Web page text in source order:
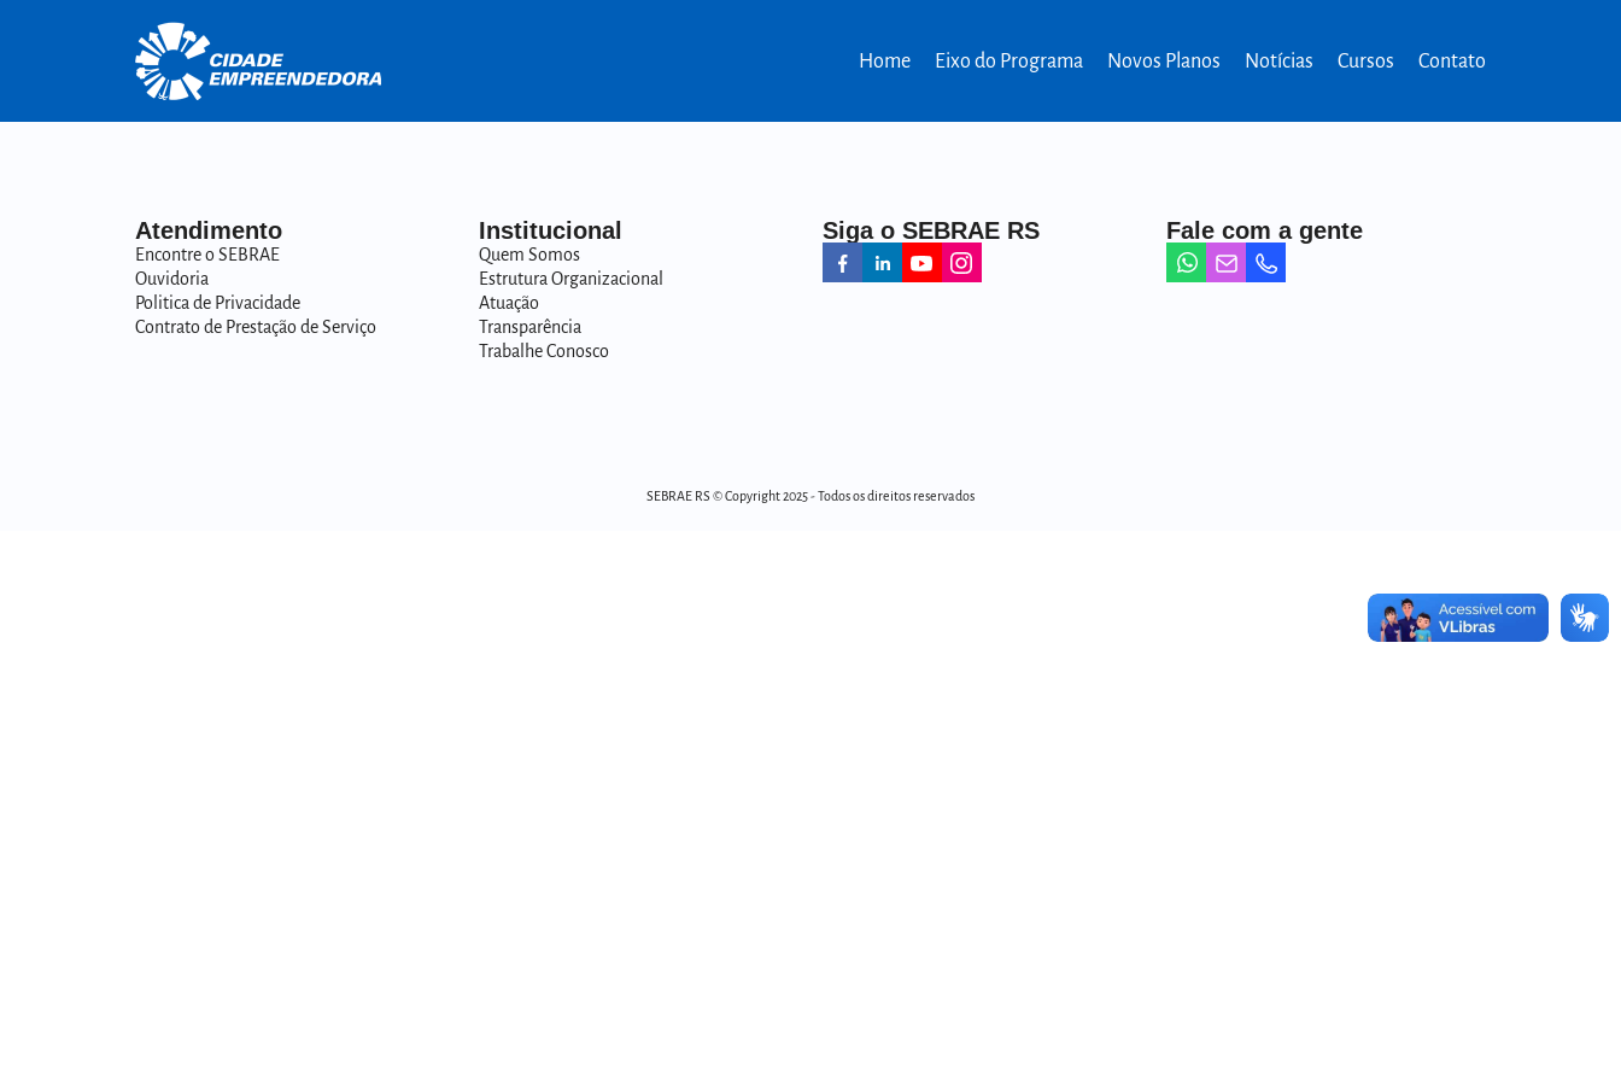
Home Eixo do Programa Novos Planos Notícias Cursos Contato
Atendimento
Encontre o SEBRAE
Ouvidoria
Politica de Privacidade
Contrato de Prestação de Serviço
Institucional
Quem Somos
Estrutura Organizacional
Atuação
Transparência
Trabalhe Conosco
Siga o SEBRAE RS Fale com a gente
SEBRAE RS © Copyright 2025 - Todos os direitos reservados